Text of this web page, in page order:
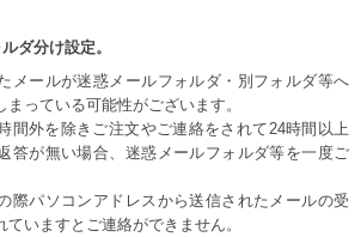
ダ分け設定。
メールが迷惑メールフォルダ・別フォルダ等へ
っている可能性がございます。
間外を除きご注文やご連絡をされて24時間以上
答が無い場合、迷惑メールフォルダ等を一度ご
際パソコンアドレスから送信されたメールの受
いますとご連絡ができません。